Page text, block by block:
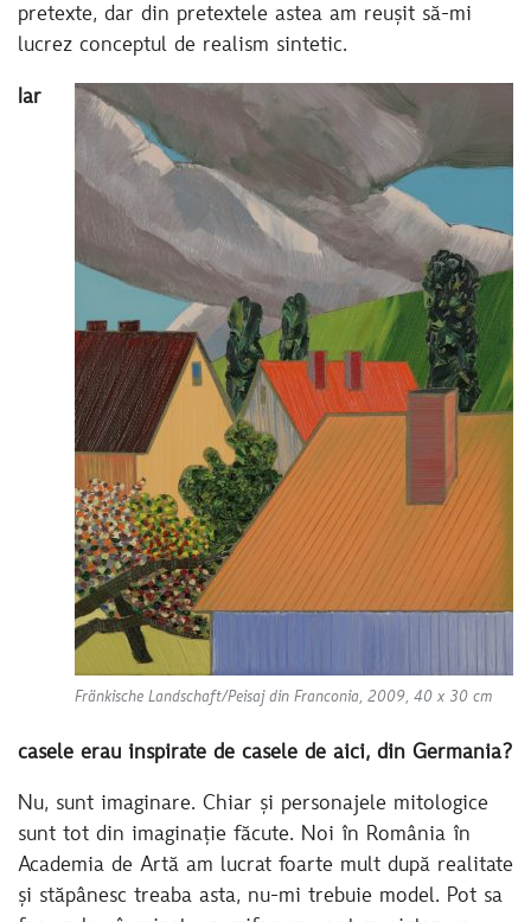
pretexte, dar din pretextele astea am reușit să-mi
lucrez conceptul de realism sintetic.
Fränkische Landschaft/Peisaj din Franconia, 2009, 40 x 30 cm
Iar
casele erau inspirate de casele de aici, din Germania?
Nu, sunt imaginare. Chiar și personajele mitologice
sunt tot din imaginație făcute. Noi în România în
Academia de Artă am lucrat foarte mult după realitate
și stăpânesc treaba asta, nu-mi trebuie model. Pot sa